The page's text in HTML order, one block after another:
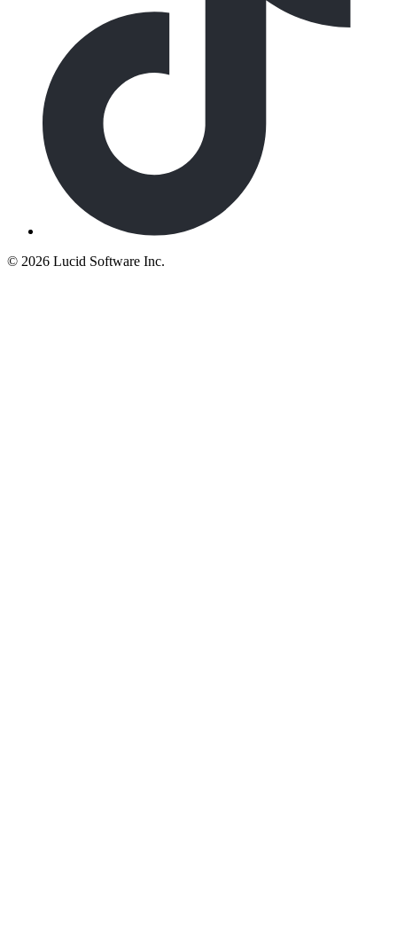
© 2026 Lucid Software Inc.